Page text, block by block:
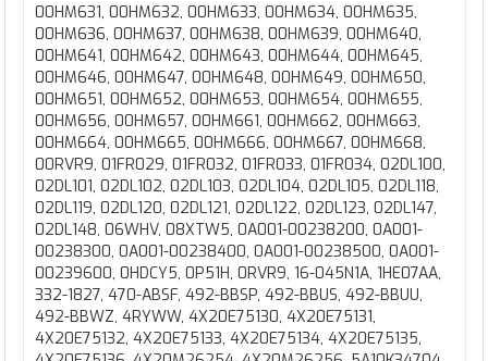
00HM631, 00HM632, 00HM633, 00HM634, 00HM635,
00HM636, 00HM637, 00HM638, 00HM639, 00HM640,
00HM641, 00HM642, 00HM643, 00HM644, 00HM645,
00HM646, 00HM647, 00HM648, 00HM649, 00HM650,
00HM651, 00HM652, 00HM653, 00HM654, 00HM655,
00HM656, 00HM657, 00HM661, 00HM662, 00HM663,
00HM664, 00HM665, 00HM666, 00HM667, 00HM668,
00RVR9, 01FR029, 01FR032, 01FR033, 01FR034, 02DL100,
02DL101, 02DL102, 02DL103, 02DL104, 02DL105, 02DL118,
02DL119, 02DL120, 02DL121, 02DL122, 02DL123, 02DL147,
02DL148, 06WHV, 08XTW5, 0A001-00238200, 0A001-
00238300, 0A001-00238400, 0A001-00238500, 0A001-
00239600, 0HDCY5, 0P51H, 0RVR9, 16-045N1A, 1HE07AA,
332-1827, 470-ABSF, 492-BBSP, 492-BBUS, 492-BBUU,
492-BBWZ, 4RYWW, 4X20E75130, 4X20E75131,
4X20E75132, 4X20E75133, 4X20E75134, 4X20E75135,